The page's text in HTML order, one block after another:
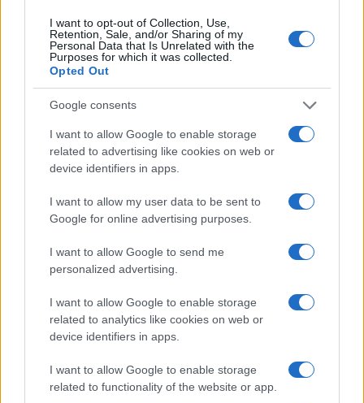
I want to opt-out of Collection, Use,
Retention, Sale, and/or Sharing of my
Personal Data that Is Unrelated with the
Purposes for which it was collected.
Opted Out
Google consents
I want to allow Google to enable storage
related to advertising like cookies on web or
device identifiers in apps.
I want to allow my user data to be sent to
Google for online advertising purposes.
I want to allow Google to send me
personalized advertising.
I want to allow Google to enable storage
related to analytics like cookies on web or
device identifiers in apps.
I want to allow Google to enable storage
related to functionality of the website or app.
– Στα 446 εκατ. ευρώ τα
EBITDA
Η συμφωνία Arval-Athlon αναδιαμορφώνει την αγορά leasing
της αναδιάρθρωσης
18η συνεχόμενη χρονιά για
δεικτών FTSE4Good
Alpha Bank: Για πρώτη φορά το Αρχαίο Θέατρο Επιδαύρου